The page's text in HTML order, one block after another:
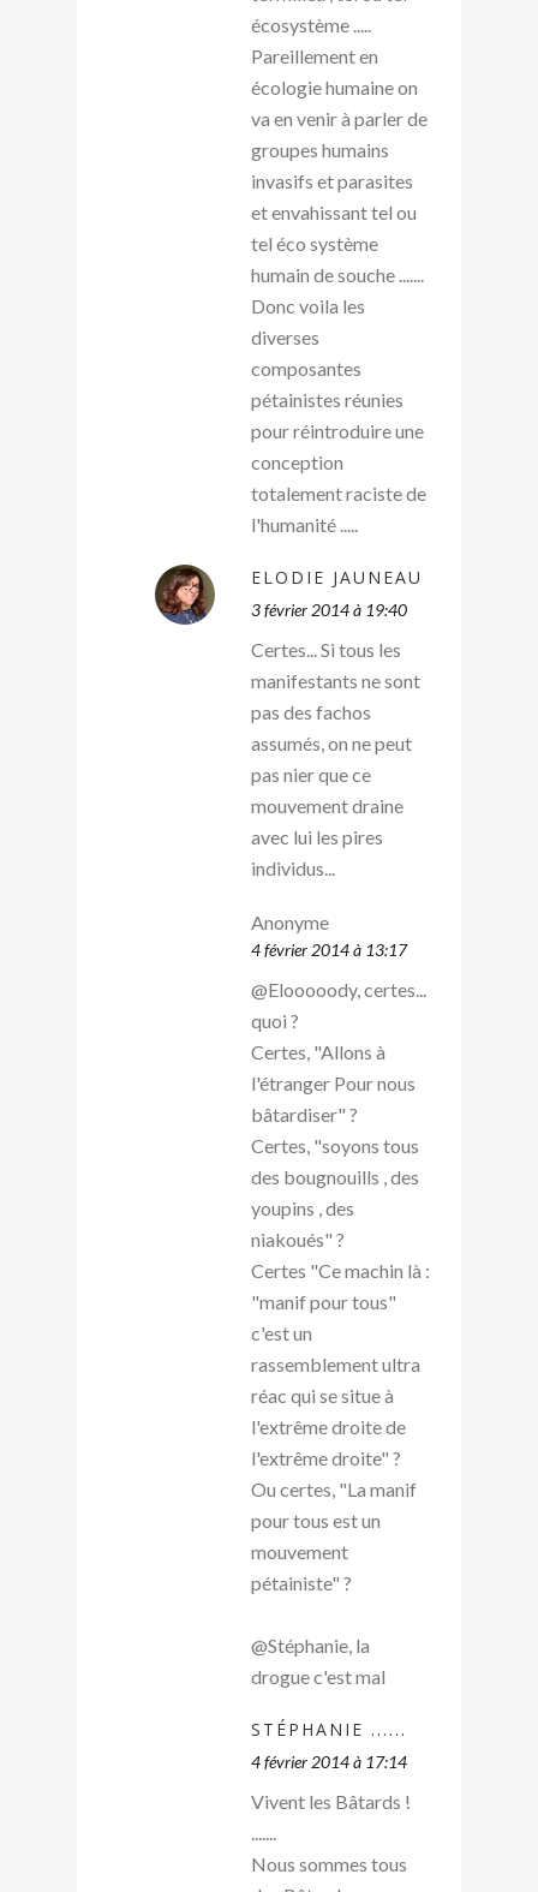
écosystème .....
Pareillement en
écologie humaine on
va en venir à parler de
groupes humains
invasifs et parasites
et envahissant tel ou
tel éco système
humain de souche .......
Donc voila les
diverses
composantes
pétainistes réunies
pour réintroduire une
conception
totalement raciste de
l'humanité .....
ELODIE JAUNEAU
3 février 2014 à 19:40
Certes... Si tous les
manifestants ne sont
pas des fachos
assumés, on ne peut
pas nier que ce
mouvement draine
avec lui les pires
individus...
Anonyme
4 février 2014 à 13:17
@Elooooody, certes...
quoi ?
Certes, "Allons à
l'étranger Pour nous
bâtardiser" ?
Certes, "soyons tous
des bougnouills , des
youpins , des
niakoués" ?
Certes "Ce machin là :
"manif pour tous"
c'est un
rassemblement ultra
réac qui se situe à
l'extrême droite de
l'extrême droite" ?
Ou certes, "La manif
pour tous est un
mouvement
pétainiste" ?
@Stéphanie, la
drogue c'est mal
STÉPHANIE ......
4 février 2014 à 17:14
Vivent les Bâtards !
Nous sommes tous